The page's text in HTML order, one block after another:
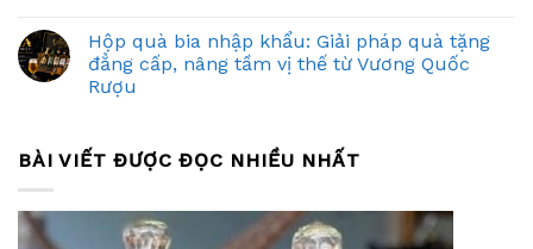
Hộp quà bia nhập khẩu: Giải pháp quà tặng
đẳng cấp, nâng tầm vị thế từ Vương Quốc
Rượu
BÀI VIẾT ĐƯỢC ĐỌC NHIỀU NHẤT